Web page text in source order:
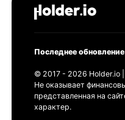
Последнее
© 2017 - 2026 Holder.io
Не оказывает
представленная на
характер.